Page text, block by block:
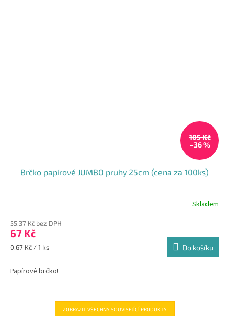
105 Kč
–36 %
Brčko papírové JUMBO pruhy 25cm (cena za 100ks)
Skladem
55,37 Kč bez DPH
67 Kč
Měrná
0,67 Kč / 1 ks Do košíku
Papírové brčko!
ZOBRAZIT VŠECHNY SOUVISEJÍCÍ PRODUKTY